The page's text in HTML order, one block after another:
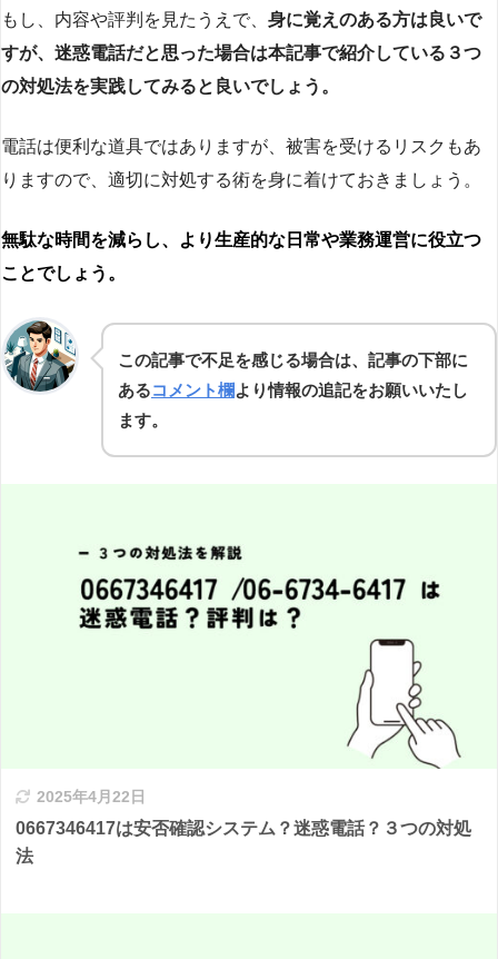
もし、内容や評判を見たうえで、 身に覚えのある方は良いで
すが、迷惑電話だと思った場合は本記事で紹介している３つ
の対処法を実践してみると良いでしょう。
電話は便利な道具ではありますが、被害を受けるリスクもあ
りますので、適切に対処する術を身に着けておきましょう。
無駄な時間を減らし、より生産的な日常や業務運営に役立つ
ことでしょう。
この記事で不足を感じる場合は、記事の下部に
あるコメント欄より情報の追記をお願いいたし
ます。
2025年4月22日
0667346417は安否確認システム？迷惑電話？３つの対処
法